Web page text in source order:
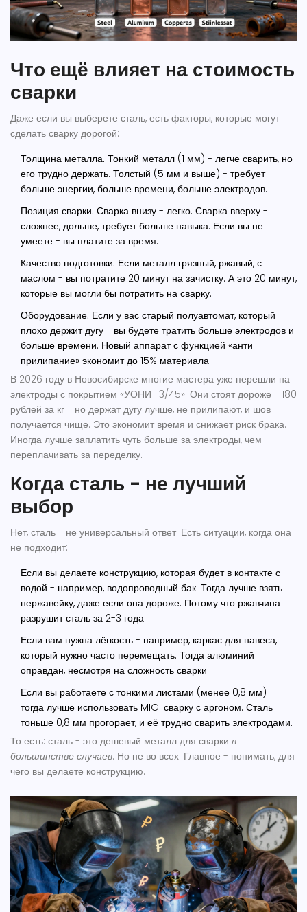
Что ещё влияет на стоимость
сварки
Даже если вы выберете сталь, есть факторы, которые могут
сделать сварку дорогой:
Толщина металла. Тонкий металл (1 мм) - легче сварить, но
его трудно держать. Толстый (5 мм и выше) - требует
больше энергии, больше времени, больше электродов.
Позиция сварки. Сварка внизу - легко. Сварка вверху -
сложнее, дольше, требует больше навыка. Если вы не
умеете - вы платите за время.
Качество подготовки. Если металл грязный, ржавый, с
маслом - вы потратите 20 минут на зачистку. А это 20 минут,
которые вы могли бы потратить на сварку.
Оборудование. Если у вас старый полуавтомат, который
плохо держит дугу - вы будете тратить больше электродов и
больше времени. Новый аппарат с функцией «анти-
прилипание» экономит до 15% материала.
В 2026 году в Новосибирске многие мастера уже перешли на
электроды с покрытием «УОНИ-13/45». Они стоят дороже - 180
рублей за кг - но держат дугу лучше, не прилипают, и шов
получается чище. Это экономит время и снижает риск брака.
Иногда лучше заплатить чуть больше за электроды, чем
переплачивать за переделку.
Когда сталь - не лучший
выбор
Нет, сталь - не универсальный ответ. Есть ситуации, когда она
не подходит:
Если вы делаете конструкцию, которая будет в контакте с
водой - например, водопроводный бак. Тогда лучше взять
нержавейку, даже если она дороже. Потому что ржавчина
разрушит сталь за 2-3 года.
Если вам нужна лёгкость - например, каркас для навеса,
который нужно часто перемещать. Тогда алюминий
оправдан, несмотря на сложность сварки.
Если вы работаете с тонкими листами (менее 0,8 мм) -
тогда лучше использовать MIG-сварку с аргоном. Сталь
тоньше 0,8 мм прогорает, и её трудно сварить электродами.
То есть: сталь - это дешевый металл для сварки в
большинстве случаев. Но не во всех. Главное - понимать, для
чего вы делаете конструкцию.